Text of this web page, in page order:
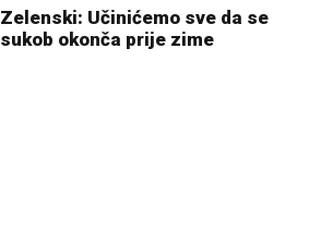
Zelenski: Učinićemo sve da se
sukob okonča prije zime